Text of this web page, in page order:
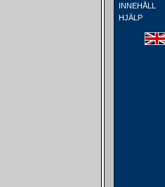
INNEHÅLL
HJÄLP